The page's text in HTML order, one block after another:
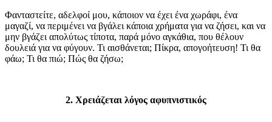
Φανταστείτε, αδελφοί μου, κάποιον να έχει ένα χωράφι, ένα
μαγαζί, να περιμένει να βγάλει κάποια χρήματα για να ζήσει, και να
μην βγάζει απολύτως τίποτα, παρά μόνο αγκάθια, που θέλουν
δουλειά για να φύγουν. Τι αισθάνεται; Πίκρα, απογοήτευση! Τι θα
φάω; Τι θα πιώ; Πώς θα ζήσω;
2. Χρειάζεται λόγος αφυπνιστικός